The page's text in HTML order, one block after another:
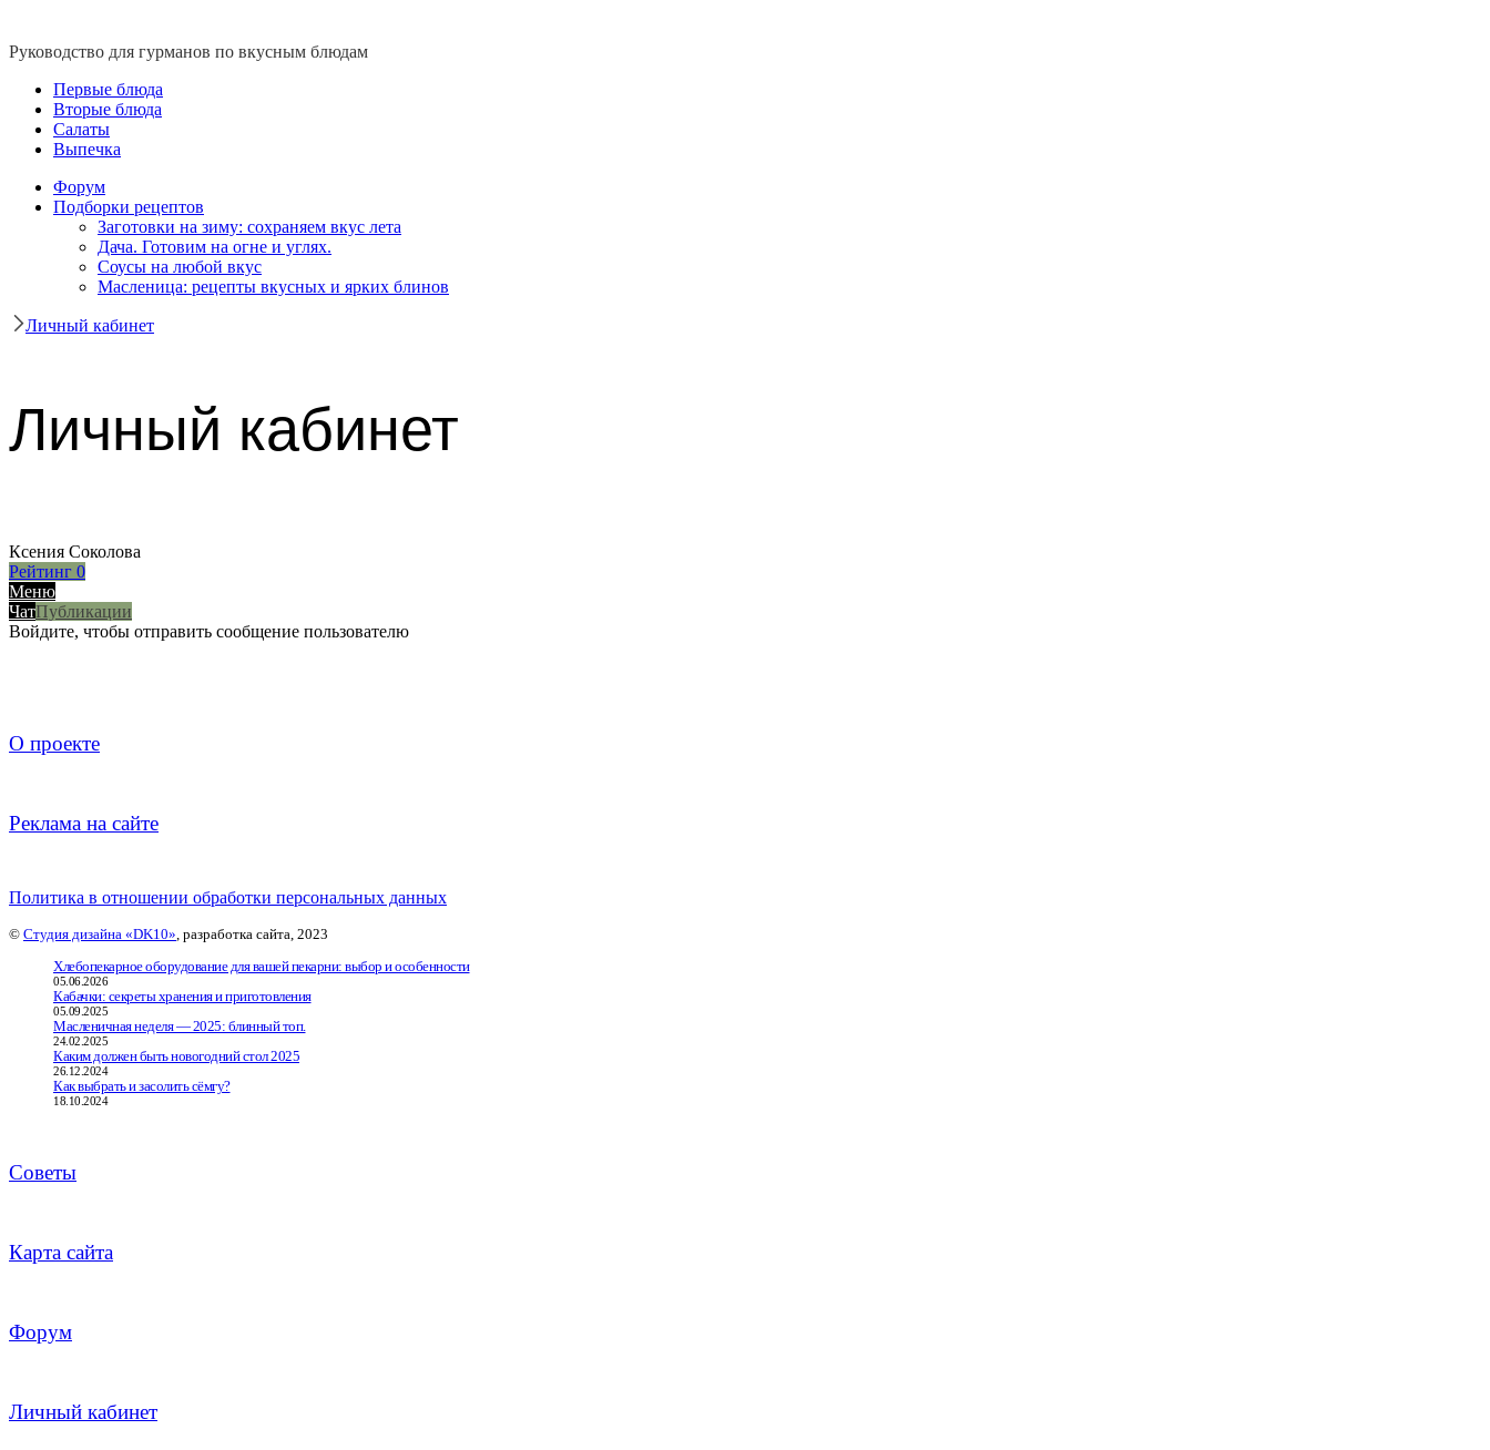
Руководство для гурманов по вкусным блюдам
Первые блюда
Вторые блюда
Салаты
Выпечка
Форум
Подборки рецептов
Заготовки на зиму: сохраняем вкус лета
Дача. Готовим на огне и углях.
Соусы на любой вкус
Масленица: рецепты вкусных и ярких блинов
Личный кабинет
Личный кабинет
Ксения Соколова
Рейтинг 0
Меню
ЧатПубликации
Войдите, чтобы отправить сообщение пользователю
О проекте
Реклама на сайте
Политика в отношении обработки персональных данных
© Студия дизайна «DK10», разработка сайта, 2023
Хлебопекарное оборудование для вашей пекарни: выбор и особенности
05.06.2026
Кабачки: секреты хранения и приготовления
05.09.2025
Масленичная неделя — 2025: блинный топ.
24.02.2025
Каким должен быть новогодний стол 2025
26.12.2024
Как выбрать и засолить сёмгу?
18.10.2024
Советы
Карта сайта
Форум
Личный кабинет